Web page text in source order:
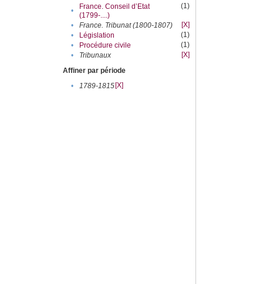
•
France. Conseil d’Etat
(1799-....)
(1)
• France. Tribunat (1800-1807)
[X]
•
Législation
(1)
•
Procédure civile
(1)
•
Tribunaux
[X]
Affiner par période
•
1789-1815[X]